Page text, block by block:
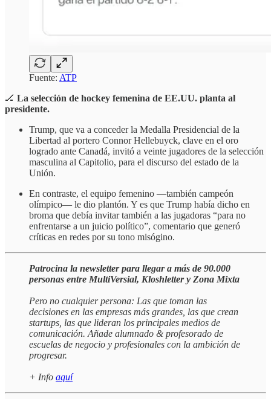
Fuente: ATP
🏒 La selección de hockey femenina de EE.UU. planta al
presidente.
Trump, que va a conceder la Medalla Presidencial de la
Libertad al portero Connor Hellebuyck, clave en el oro
logrado ante Canadá, invitó a veinte jugadores de la selección
masculina al Capitolio, para el discurso del estado de la
Unión.
En contraste, el equipo femenino —también campeón
olímpico— le dio plantón. Y es que Trump había dicho en
broma que debía invitar también a las jugadoras “para no
enfrentarse a un juicio político”, comentario que generó
críticas en redes por su tono misógino.
Patrocina la newsletter para llegar a más de 90.000
personas entre MultiVersial, Kloshletter y Zona Mixta
Pero no cualquier persona: Las que toman las
decisiones en las empresas más grandes, las que crean
startups, las que lideran los principales medios de
comunicación. Añade alumnado & profesorado de
escuelas de negocio y profesionales con la ambición de
progresar.
+ Info aquí